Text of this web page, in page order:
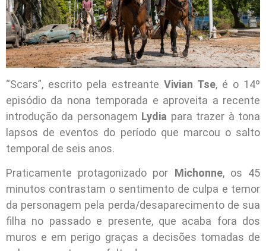
“Scars”, escrito pela estreante Vivian Tse, é o 14º
episódio da nona temporada e aproveita a recente
introdução da personagem Lydia para trazer à tona
lapsos de eventos do período que marcou o salto
temporal de seis anos.
Praticamente protagonizado por Michonne, os 45
minutos contrastam o sentimento de culpa e temor
da personagem pela perda/desaparecimento de sua
filha no passado e presente, que acaba fora dos
muros e em perigo graças a decisões tomadas de